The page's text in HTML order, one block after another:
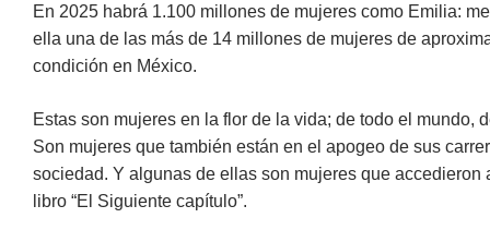
En 2025 habrá 1.100 millones de mujeres como Emilia:
ella una de las más de 14 millones de mujeres de
condición en México.
Estas son mujeres en la flor de la vida; de todo el mundo,
Son mujeres que también están en el apogeo de sus
sociedad. Y algunas de ellas son mujeres que
libro “El Siguiente capítulo”.